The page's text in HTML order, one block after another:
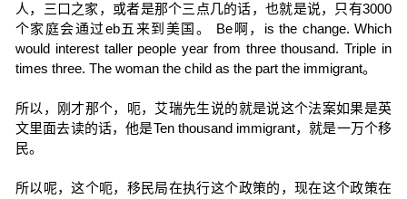
人，三口之家，或者是那个三点几的话，也就是说，只有3000
个家庭会通过eb五来到美国。 Be啊，is the change. Which
would interest taller people year from three thousand. Triple in
times three. The woman the child as the part the immigrant。
所以，刚才那个，呃，艾瑞先生说的就是说这个法案如果是英
文里面去读的话，他是Ten thousand immigrant，就是一万个移
民。
所以呢，这个呃，移民局在执行这个政策的，现在这个政策在